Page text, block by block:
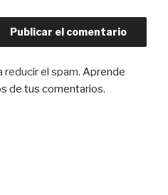
el spam. Aprende
de tus comentarios.